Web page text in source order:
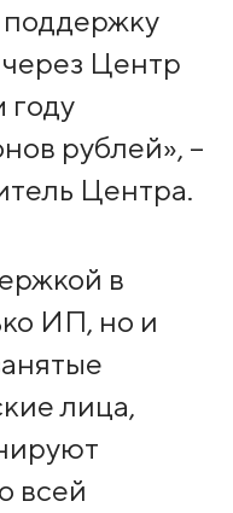
Центр
году
рублей», –
Центра.
в
ИП, но и
лица,
всей